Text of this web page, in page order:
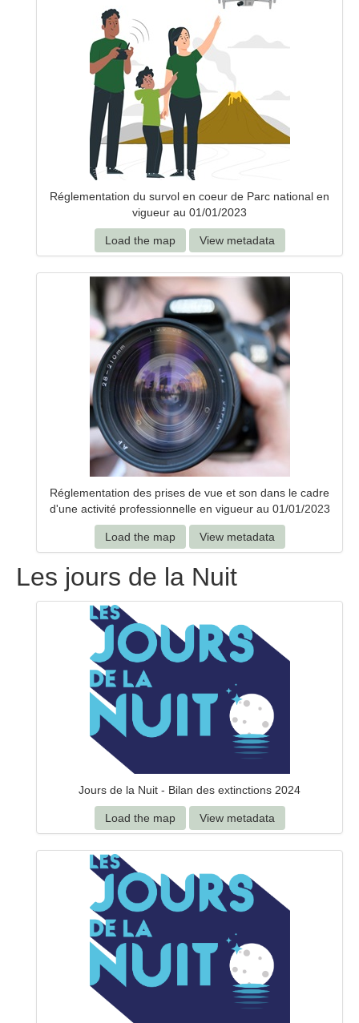
Réglementation du survol en coeur de Parc national en
vigueur au 01/01/2023
Load the map View metadata
Réglementation des prises de vue et son dans le cadre
d'une activité professionnelle en vigueur au 01/01/2023
Load the map View metadata
Les jours de la Nuit
Jours de la Nuit - Bilan des extinctions 2024
Load the map View metadata